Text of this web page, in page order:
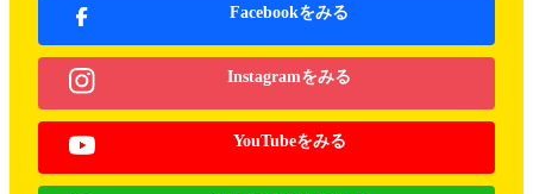
Facebookをみる
Instagramをみる
YouTubeをみる